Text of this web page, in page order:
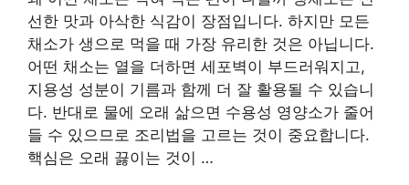
선한 맛과 아삭한 식감이 장점입니다. 하지만 모든
채소가 생으로 먹을 때 가장 유리한 것은 아닙니다.
어떤 채소는 열을 더하면 세포벽이 부드러워지고,
지용성 성분이 기름과 함께 더 잘 활용될 수 있습니
다. 반대로 물에 오래 삶으면 수용성 영양소가 줄어
들 수 있으므로 조리법을 고르는 것이 중요합니다.
핵심은 오래 끓이는 것이 …